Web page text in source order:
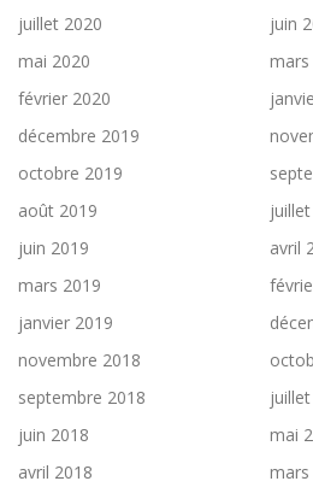
juillet 2020
juin
mai 2020
mars
février 2020
décembre 2019
octobre 2019
août 2019
juin 2019
avril
mars 2019
janvier 2019
novembre 2018
septembre 2018
juin 2018
mai
avril 2018
mars